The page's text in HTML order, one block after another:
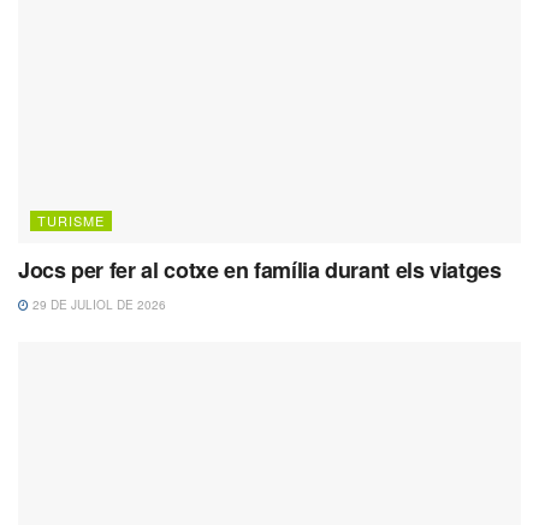
TURISME
Jocs per fer al cotxe en família durant els viatges
29 DE JULIOL DE 2026